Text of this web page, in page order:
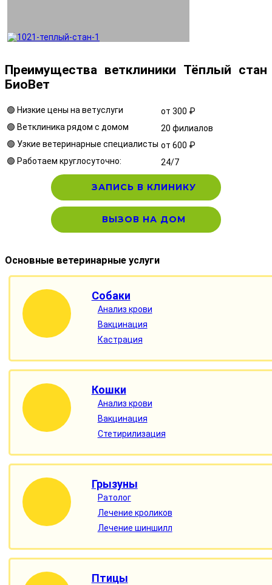
Преимущества ветклиники Тёплый стан
БиоВет
🟢 Низкие цены на ветуслуги
от 300 ₽
🟢 Ветклиника рядом с домом
20 филиалов
🟢 Узкие ветеринарные специалисты от 600 ₽
🟢 Работаем круглосуточно:
24/7
ЗАПИСЬ В КЛИНИКУ
ВЫЗОВ НА ДОМ
Основные ветеринарные услуги
Собаки
Анализ крови
Вакцинация
Кастрация
Кошки
Анализ крови
Вакцинация
Стетирилизация
Грызуны
Ратолог
Лечение кроликов
Лечение шиншилл
Птицы